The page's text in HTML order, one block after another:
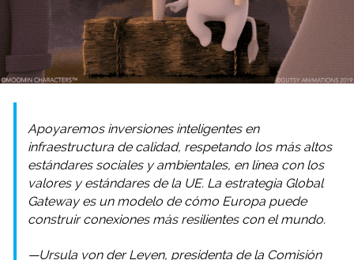
Apoyaremos inversiones inteligentes en
infraestructura de calidad, respetando los más altos
estándares sociales y ambientales, en línea con los
valores y estándares de la UE. La estrategia Global
Gateway es un modelo de cómo Europa puede
construir conexiones más resilientes con el mundo.
—Ursula von der Leyen, presidenta de la Comisión